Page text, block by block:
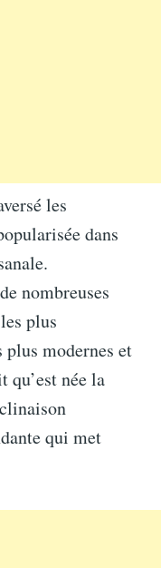
les
dans
nombreuses
plus
modernes et
qu’est née la
qui met